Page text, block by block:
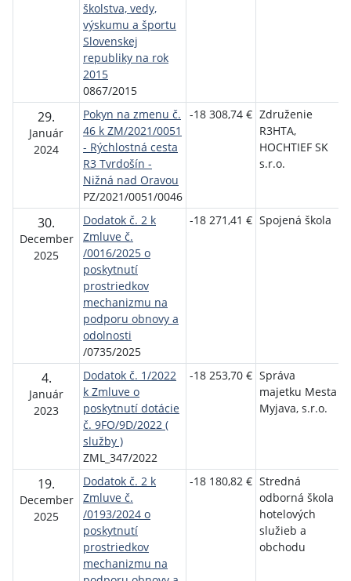
školstva, vedy,
výskumu a športu
Slovenskej
republiky na rok
2015
0867/2015
29.
Január
2024
Pokyn na zmenu č.
46 k ZM/2021/0051
- Rýchlostná cesta
R3 Tvrdošín -
Nižná nad Oravou
PZ/2021/0051/0046
-18 308,74 € Združenie
R3HTA,
HOCHTIEF SK
s.r.o.
30.
December
2025
Dodatok č. 2 k
Zmluve č.
/0016/2025 o
poskytnutí
prostriedkov
mechanizmu na
podporu obnovy a
odolnosti
/0735/2025
-18 271,41 € Spojená škola
4.
Január
2023
Dodatok č. 1/2022
k Zmluve o
poskytnutí dotácie
č. 9FO/9D/2022 (
služby )
ZML_347/2022
-18 253,70 € Správa
majetku Mesta
Myjava, s.r.o.
19.
December
2025
Dodatok č. 2 k
Zmluve č.
/0193/2024 o
poskytnutí
prostriedkov
mechanizmu na
-18 180,82 € Stredná
odborná škola
hotelových
služieb a
obchodu